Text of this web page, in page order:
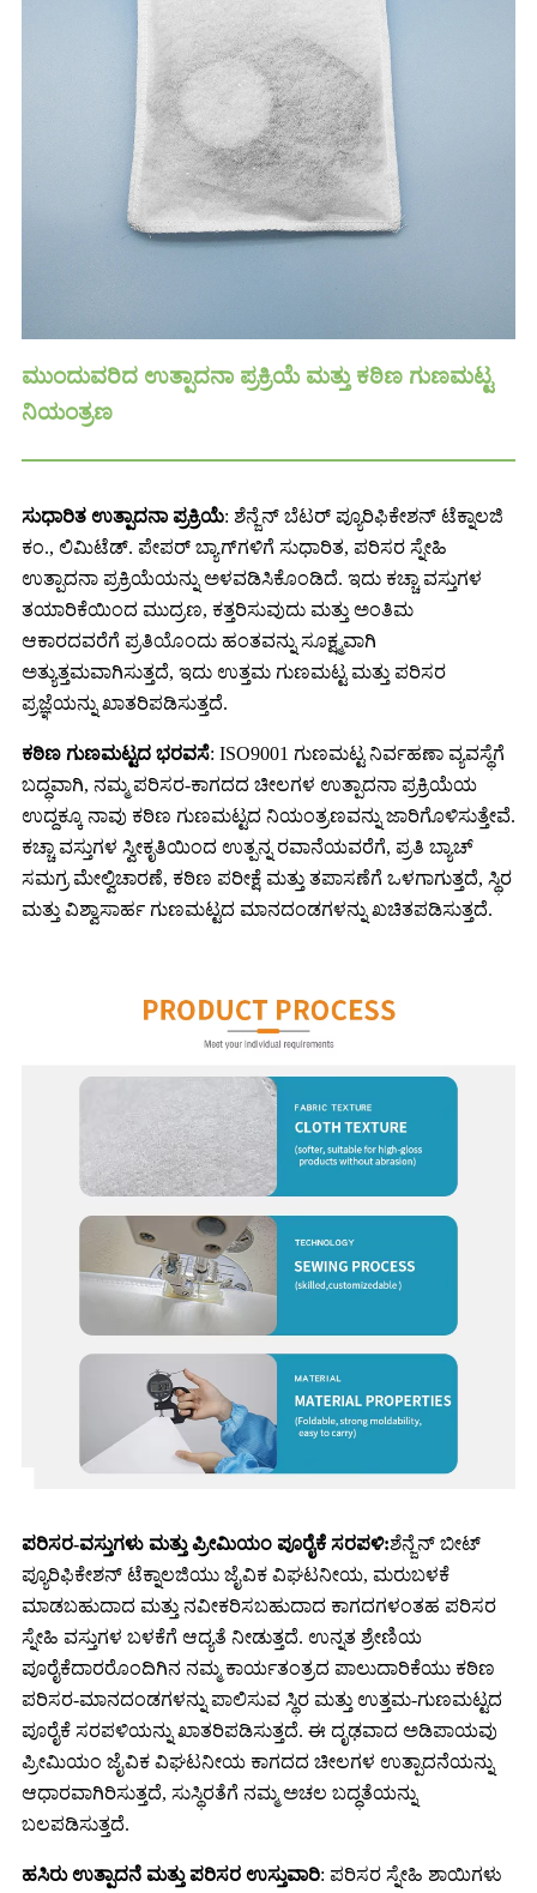
ಮುಂದುವರಿದ ಉತ್ಪಾದನಾ ಪ್ರಕ್ರಿಯೆ ಮತ್ತು ಕಠಿಣ ಗುಣಮಟ್ಟ
ನಿಯಂತ್ರಣ
ಸುಧಾರಿತ ಉತ್ಪಾದನಾ ಪ್ರಕ್ರಿಯೆ: ಶೆನ್ಜೆನ್ ಬೆಟರ್ ಪ್ಯೂರಿಫಿಕೇಶನ್ ಟೆಕ್ನಾಲಜಿ
ಕಂ., ಲಿಮಿಟೆಡ್. ಪೇಪರ್ ಬ್ಯಾಗ್‌ಗಳಿಗೆ ಸುಧಾರಿತ, ಪರಿಸರ ಸ್ನೇಹಿ
ಉತ್ಪಾದನಾ ಪ್ರಕ್ರಿಯೆಯನ್ನು ಅಳವಡಿಸಿಕೊಂಡಿದೆ. ಇದು ಕಚ್ಚಾ ವಸ್ತುಗಳ
ತಯಾರಿಕೆಯಿಂದ ಮುದ್ರಣ, ಕತ್ತರಿಸುವುದು ಮತ್ತು ಅಂತಿಮ
ಆಕಾರದವರೆಗೆ ಪ್ರತಿಯೊಂದು ಹಂತವನ್ನು ಸೂಕ್ಷ್ಮವಾಗಿ
ಅತ್ಯುತ್ತಮವಾಗಿಸುತ್ತದೆ, ಇದು ಉತ್ತಮ ಗುಣಮಟ್ಟ ಮತ್ತು ಪರಿಸರ
ಪ್ರಜ್ಞೆಯನ್ನು ಖಾತರಿಪಡಿಸುತ್ತದೆ.
ಕಠಿಣ ಗುಣಮಟ್ಟದ ಭರವಸೆ: ISO9001 ಗುಣಮಟ್ಟ ನಿರ್ವಹಣಾ ವ್ಯವಸ್ಥೆಗೆ
ಬದ್ಧವಾಗಿ, ನಮ್ಮ ಪರಿಸರ-ಕಾಗದದ ಚೀಲಗಳ ಉತ್ಪಾದನಾ ಪ್ರಕ್ರಿಯೆಯ
ಉದ್ದಕ್ಕೂ ನಾವು ಕಠಿಣ ಗುಣಮಟ್ಟದ ನಿಯಂತ್ರಣವನ್ನು ಜಾರಿಗೊಳಿಸುತ್ತೇವೆ.
ಕಚ್ಚಾ ವಸ್ತುಗಳ ಸ್ವೀಕೃತಿಯಿಂದ ಉತ್ಪನ್ನ ರವಾನೆಯವರೆಗೆ, ಪ್ರತಿ ಬ್ಯಾಚ್
ಸಮಗ್ರ ಮೇಲ್ವಿಚಾರಣೆ, ಕಠಿಣ ಪರೀಕ್ಷೆ ಮತ್ತು ತಪಾಸಣೆಗೆ ಒಳಗಾಗುತ್ತದೆ, ಸ್ಥಿರ
ಮತ್ತು ವಿಶ್ವಾಸಾರ್ಹ ಗುಣಮಟ್ಟದ ಮಾನದಂಡಗಳನ್ನು ಖಚಿತಪಡಿಸುತ್ತದೆ.
ಪರಿಸರ-ವಸ್ತುಗಳು ಮತ್ತು ಪ್ರೀಮಿಯಂ ಪೂರೈಕೆ ಸರಪಳಿ:ಶೆನ್ಜೆನ್ ಬೀಟ್
ಪ್ಯೂರಿಫಿಕೇಶನ್ ಟೆಕ್ನಾಲಜಿಯು ಜೈವಿಕ ವಿಘಟನೀಯ, ಮರುಬಳಕೆ
ಮಾಡಬಹುದಾದ ಮತ್ತು ನವೀಕರಿಸಬಹುದಾದ ಕಾಗದಗಳಂತಹ ಪರಿಸರ
ಸ್ನೇಹಿ ವಸ್ತುಗಳ ಬಳಕೆಗೆ ಆದ್ಯತೆ ನೀಡುತ್ತದೆ. ಉನ್ನತ ಶ್ರೇಣಿಯ
ಪೂರೈಕೆದಾರರೊಂದಿಗಿನ ನಮ್ಮ ಕಾರ್ಯತಂತ್ರದ ಪಾಲುದಾರಿಕೆಯು ಕಠಿಣ
ಪರಿಸರ-ಮಾನದಂಡಗಳನ್ನು ಪಾಲಿಸುವ ಸ್ಥಿರ ಮತ್ತು ಉತ್ತಮ-ಗುಣಮಟ್ಟದ
ಪೂರೈಕೆ ಸರಪಳಿಯನ್ನು ಖಾತರಿಪಡಿಸುತ್ತದೆ. ಈ ದೃಢವಾದ ಅಡಿಪಾಯವು
ಪ್ರೀಮಿಯಂ ಜೈವಿಕ ವಿಘಟನೀಯ ಕಾಗದದ ಚೀಲಗಳ ಉತ್ಪಾದನೆಯನ್ನು
ಆಧಾರವಾಗಿರಿಸುತ್ತದೆ, ಸುಸ್ಥಿರತೆಗೆ ನಮ್ಮ ಅಚಲ ಬದ್ಧತೆಯನ್ನು
ಬಲಪಡಿಸುತ್ತದೆ.
ಹಸಿರು ಉತ್ಪಾದನೆ ಮತ್ತು ಪರಿಸರ ಉಸ್ತುವಾರಿ: ಪರಿಸರ ಸ್ನೇಹಿ ಶಾಯಿಗಳು